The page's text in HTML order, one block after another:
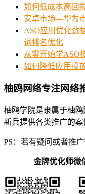
如何低成本高回
安卓市场—华为
ASO应用优化数
词排名优化
从零开始学ASO
如何降低应用投
柚鸥网络专注网络
柚鸥学院是隶属于柚
新兵提供各类推广的案
PS：若有疑问或者推
金牌优化师微信